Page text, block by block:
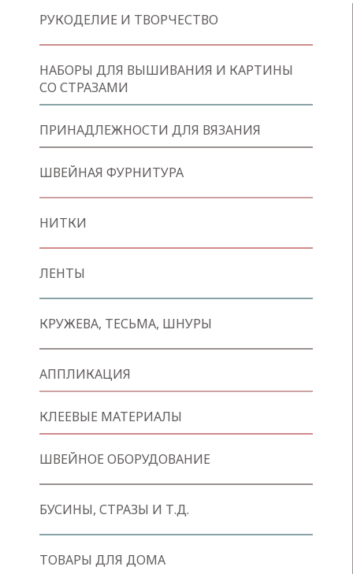
РУКОДЕЛИЕ И ТВОРЧЕСТВО
НАБОРЫ ДЛЯ ВЫШИВАНИЯ И КАРТИНЫ
СО СТРАЗАМИ
ПРИНАДЛЕЖНОСТИ ДЛЯ ВЯЗАНИЯ
ШВЕЙНАЯ ФУРНИТУРА
НИТКИ
ЛЕНТЫ
КРУЖЕВА, ТЕСЬМА, ШНУРЫ
АППЛИКАЦИЯ
КЛЕЕВЫЕ МАТЕРИАЛЫ
ШВЕЙНОЕ ОБОРУДОВАНИЕ
БУСИНЫ, СТРАЗЫ И Т.Д.
ТОВАРЫ ДЛЯ ДОМА